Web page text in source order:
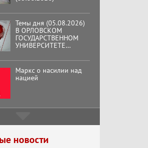
АУДИТОРИЯ ИМЕНИ
ЗНАМЕНИТОГО
ВЫПУСКНИКА,
ГЕННАДИЯ ЗЮГАНОВА.
Маркс о насилии над
нацией
Подмосковный
кооператор
«Додоговаривались...»
новости